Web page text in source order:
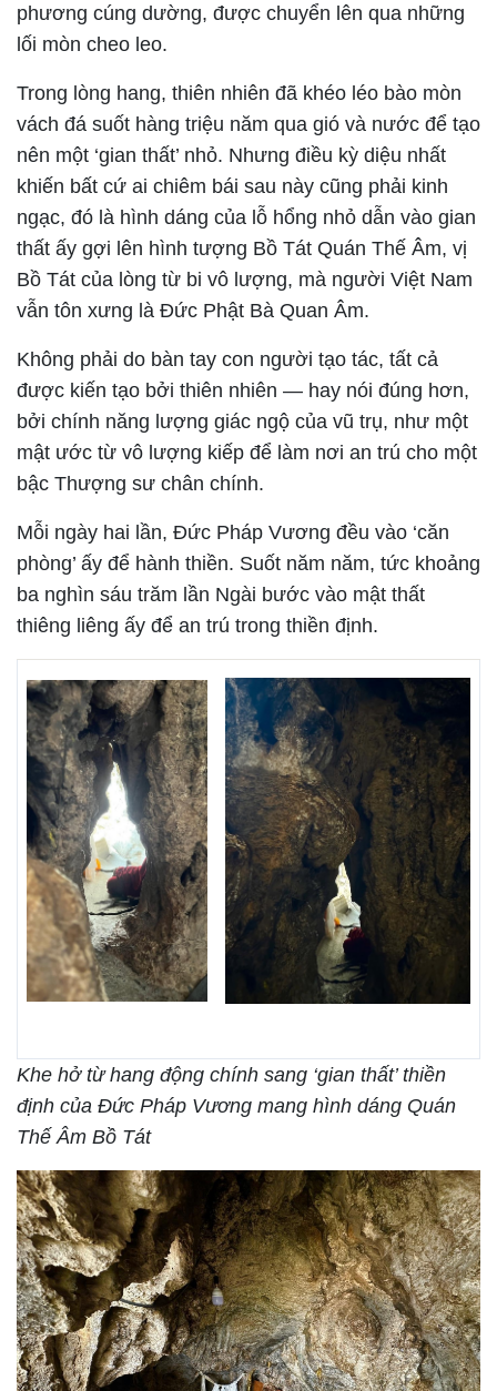
phương cúng dường, được chuyển lên qua những
lối mòn cheo leo.
Trong lòng hang, thiên nhiên đã khéo léo bào mòn
vách đá suốt hàng triệu năm qua gió và nước để tạo
nên một ‘gian thất’ nhỏ. Nhưng điều kỳ diệu nhất
khiến bất cứ ai chiêm bái sau này cũng phải kinh
ngạc, đó là hình dáng của lỗ hổng nhỏ dẫn vào gian
thất ấy gợi lên hình tượng Bồ Tát Quán Thế Âm, vị
Bồ Tát của lòng từ bi vô lượng, mà người Việt Nam
vẫn tôn xưng là Đức Phật Bà Quan Âm.
Không phải do bàn tay con người tạo tác, tất cả
được kiến tạo bởi thiên nhiên — hay nói đúng hơn,
bởi chính năng lượng giác ngộ của vũ trụ, như một
mật ước từ vô lượng kiếp để làm nơi an trú cho một
bậc Thượng sư chân chính.
Mỗi ngày hai lần, Đức Pháp Vương đều vào ‘căn
phòng’ ấy để hành thiền. Suốt năm năm, tức khoảng
ba nghìn sáu trăm lần Ngài bước vào mật thất
thiêng liêng ấy để an trú trong thiền định.
Khe hở từ hang động chính sang ‘gian thất’ thiền
định của Đức Pháp Vương mang hình dáng Quán
Thế Âm Bồ Tát